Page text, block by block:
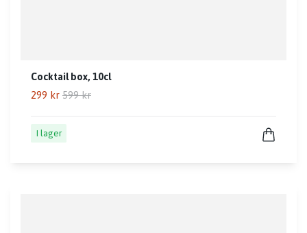
Cocktail box, 10cl
299 kr 599 kr
I lager